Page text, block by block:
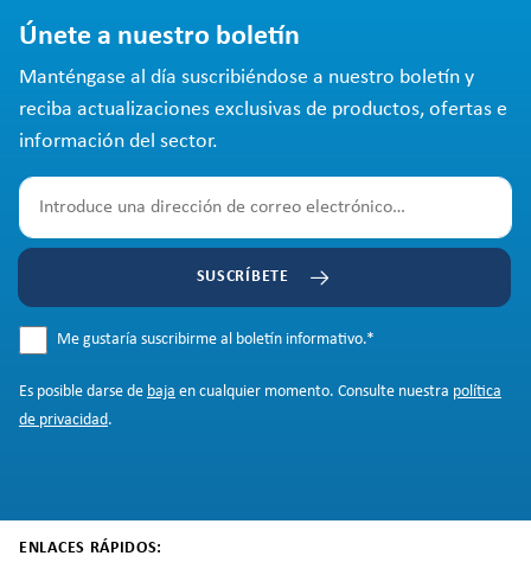
Únete a nuestro boletín
Manténgase al día suscribiéndose a nuestro boletín y
reciba actualizaciones exclusivas de productos, ofertas e
información del sector.
SUSCRÍBETE
Me gustaría suscribirme al boletín informativo.*
Es posible darse de baja en cualquier momento. Consulte nuestra política
de privacidad.
ENLACES RÁPIDOS: